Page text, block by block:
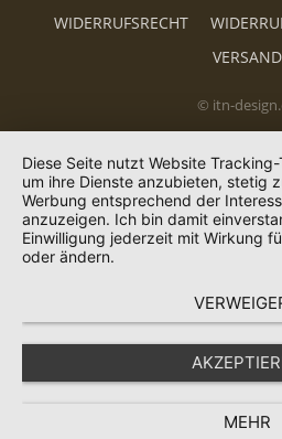
WIDERRUFSRECHT
VERSAND
© itn-
Diese Seite nutzt Website
um ihre Dienste anzubieten, stetig
Werbung entsprechend der
anzuzeigen. Ich bin damit
Einwilligung jederzeit mit Wirkung
oder ändern.
MEHR